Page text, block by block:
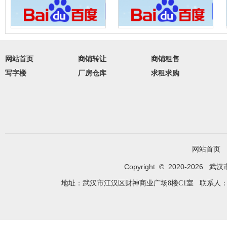
网站首页 商铺转让
商铺租售
写字楼
厂房仓库 求租求购
网站首页
Copyright © 2020-2026 武汉
地址：武汉市江汉区财神商业广场8楼C1室 联系人